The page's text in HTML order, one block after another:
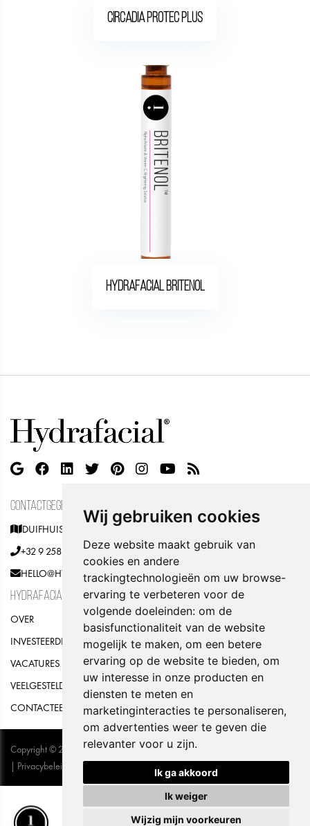
Wij gebruiken cookies
Deze website maakt gebruik van
cookies en andere
trackingtechnologieën om uw browse-
ervaring te verbeteren voor de
volgende doeleinden: om de
basisfunctionaliteit van de website
mogelijk te maken, om een betere
ervaring op de website te bieden, om
uw interesse in onze producten en
diensten te meten en
marketinginteracties te personaliseren,
om advertenties weer te geven die
relevanter voor u zijn.
Ik ga akkoord
Ik weiger
Wijzig mijn voorkeuren
Circadia protec plus
Hydrafacial britenol
CONTACTGEGEVENS
DUIFHUISWEG 22, 3590 DIEPENBEEK, BELGIË
+32 9 258 06 03
HELLO@HYDRAFACIAL.BE
HYDRAFACIAL
OVER
INVESTEERDERSRELATIES
VACATURES
VEELGESTELDE VRAGEN
CONTACTEER ONS
Copyright © 2026 Hydrafacial. Alle Rechten Voorbehouden
| Privacybeleid |UP-TO-DATE WebDesign